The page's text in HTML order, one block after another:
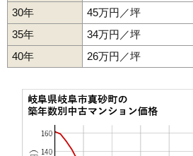
30年
45万円／坪
35年
34万円／坪
40年
26万円／坪
河渡幸ノ町香蘭五坪米屋町栄新町鷺
清本町
早田栄町曽我屋 田生越町
中竹屋町
長良丘浪花町
福住町
弁天町 細畑真砂町
柳津町東塚
薮田南山吹町吉野町
岐阜駅 西岐阜駅名鉄岐阜駅